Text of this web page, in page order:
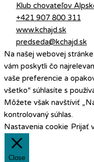
Klub chovateľov
+421 907 800 311
www.kchajd.sk
predseda@kchajd.sk
Na našej webovej
vám poskytli čo
vaše preferencie a
všetko“ súhlasíte s
Môžete však navštíviť
kontrolovaný súhlas.
Nastavenia cookie Prijať
Close